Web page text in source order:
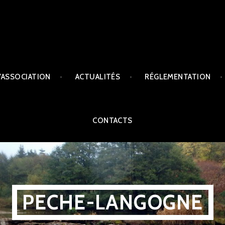
ACTUALITÉS RÉGLEMENTATION
CONTACTS
PECHE-LANGOGNE